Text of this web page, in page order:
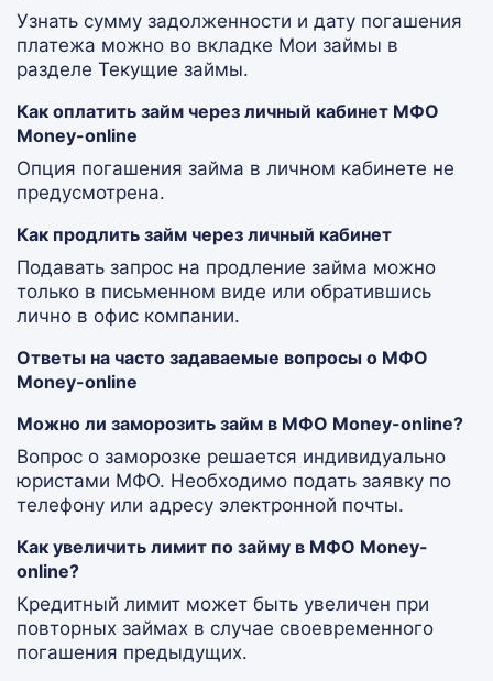
Узнать сумму задолженности и дату погашения
платежа можно во вкладке Мои займы в
разделе Текущие займы.
Как оплатить займ через личный кабинет МФО
Money-online
Опция погашения займа в личном кабинете не
предусмотрена.
Как продлить займ через личный кабинет
Подавать запрос на продление займа можно
только в письменном виде или обратившись
лично в офис компании.
Ответы на часто задаваемые вопросы о МФО
Money-online
Можно ли заморозить займ в МФО Money-online?
Вопрос о заморозке решается индивидуально
юристами МФО. Необходимо подать заявку по
телефону или адресу электронной почты.
Как увеличить лимит по займу в МФО Money-
online?
Кредитный лимит может быть увеличен при
повторных займах в случае своевременного
погашения предыдущих.